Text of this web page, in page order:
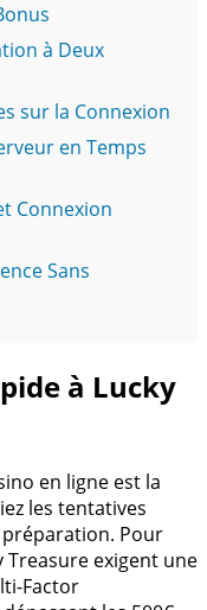
à Deux
sur la Connexion
en Temps
Connexion
Sans
à Lucky
en ligne est la
les tentatives
préparation. Pour
Treasure exigent une
Factor